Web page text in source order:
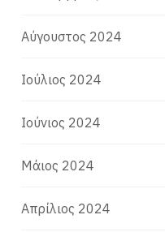
Αύγουστος 2024
Ιούλιος 2024
Ιούνιος 2024
Μάιος 2024
Απρίλιος 2024